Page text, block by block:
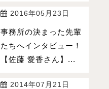
2016年05月23日
事務所の決まった先輩
たちへインタビュー！
【佐藤 愛香さん】...
2014年07月21日